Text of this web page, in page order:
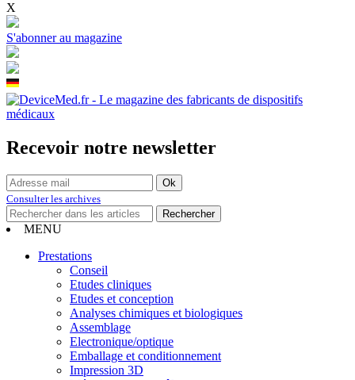
X
S'abonner au magazine
Recevoir notre newsletter
Consulter les archives
MENU
Prestations
Conseil
Etudes cliniques
Etudes et conception
Analyses chimiques et biologiques
Assemblage
Electronique/optique
Emballage et conditionnement
Impression 3D